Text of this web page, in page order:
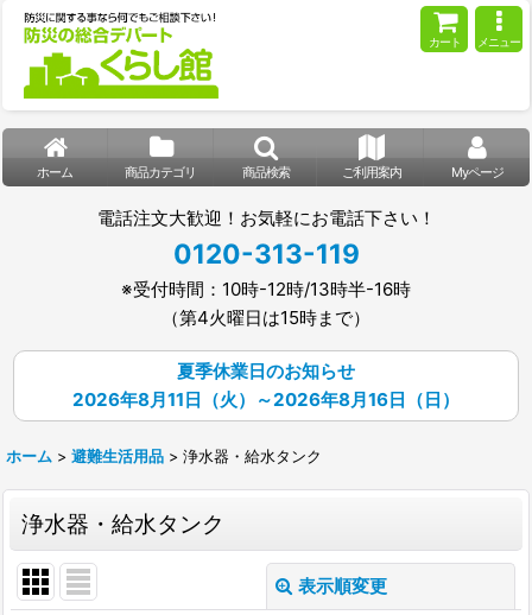
カート メニュー
ホーム 商品カテゴリ 商品検索 ご利用案内 Myページ
電話注文大歓迎！お気軽にお電話下さい！
0120-313-119
※受付時間：10時-12時/13時半-16時
（第4火曜日は15時まで）
夏季休業日のお知らせ
2026年8月11日（火）～2026年8月16日（日）
ホーム > 避難生活用品 > 浄水器・給水タンク
浄水器・給水タンク
表示順変更